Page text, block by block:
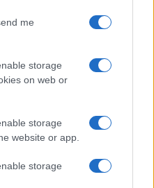
me
storage
on web or
storage
website or app.
storage
είσοδο, μας χτυπούσε
κρύφτηκε στο γκαράζ.